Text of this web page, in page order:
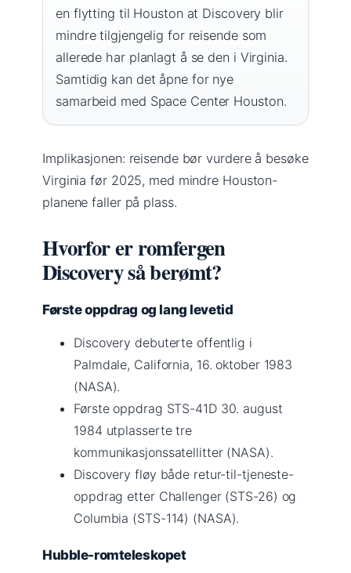
en flytting til Houston at Discovery blir
mindre tilgjengelig for reisende som
allerede har planlagt å se den i Virginia.
Samtidig kan det åpne for nye
samarbeid med Space Center Houston.
Implikasjonen: reisende bør vurdere å besøke
Virginia før 2025, med mindre Houston-
planene faller på plass.
Hvorfor er romfergen
Discovery så berømt?
Første oppdrag og lang levetid
Discovery debuterte offentlig i
Palmdale, California, 16. oktober 1983
(NASA).
Første oppdrag STS-41D 30. august
1984 utplasserte tre
kommunikasjonssatellitter (NASA).
Discovery fløy både retur-til-tjeneste-
oppdrag etter Challenger (STS-26) og
Columbia (STS-114) (NASA).
Hubble-romteleskopet